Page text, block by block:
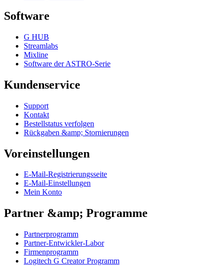
Software
G HUB
Streamlabs
Mixline
Software der ASTRO-Serie
Kundenservice
Support
Kontakt
Bestellstatus verfolgen
Rückgaben &amp; Stornierungen
Voreinstellungen
E-Mail-Registrierungsseite
E-Mail-Einstellungen
Mein Konto
Partner &amp; Programme
Partnerprogramm
Partner-Entwickler-Labor
Firmenprogramm
Logitech G Creator Programm